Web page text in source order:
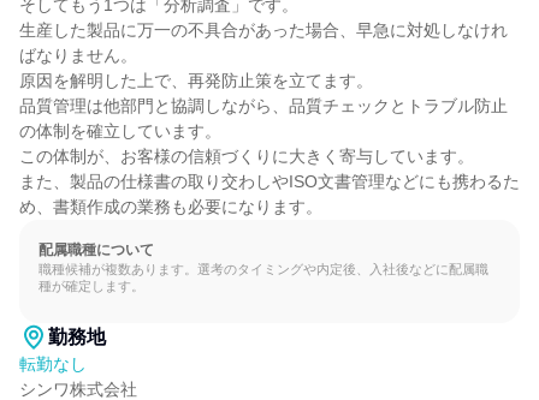
そしてもう1つは「分析調査」です。
生産した製品に万一の不具合があった場合、早急に対処しなけれ
ばなりません。
原因を解明した上で、再発防止策を立てます。
品質管理は他部門と協調しながら、品質チェックとトラブル防止
の体制を確立しています。
この体制が、お客様の信頼づくりに大きく寄与しています。
また、製品の仕様書の取り交わしやISO文書管理などにも携わるた
め、書類作成の業務も必要になります。
配属職種について
職種候補が複数あります。選考のタイミングや内定後、入社後などに配属職
種が確定します。
勤務地
転勤なし
シンワ株式会社